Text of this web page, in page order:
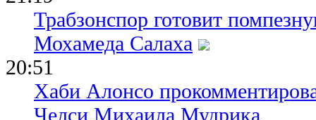
Трабзонспор готовит
Мохамеда Салаха
20:51
Хаби Алонсо
Челси Михаила Мудрика